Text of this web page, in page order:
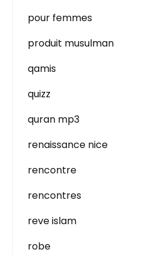
pour femmes
produit musulman
qamis
quizz
quran mp3
renaissance nice
rencontre
rencontres
reve islam
robe